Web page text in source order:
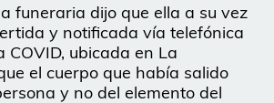
funeraria dijo que ella a su vez
y notificada vía telefónica
COVID, ubicada en La
el cuerpo que había salido
y no del elemento del